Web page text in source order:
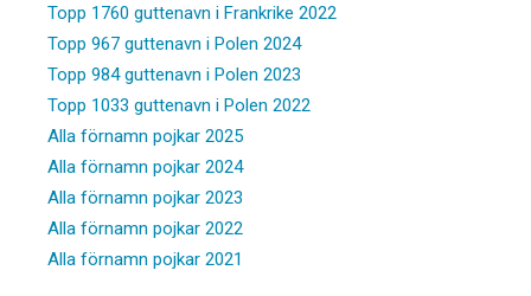
Topp 1760 guttenavn i Frankrike 2022
Topp 967 guttenavn i Polen 2024
Topp 984 guttenavn i Polen 2023
Topp 1033 guttenavn i Polen 2022
Alla förnamn pojkar 2025
Alla förnamn pojkar 2024
Alla förnamn pojkar 2023
Alla förnamn pojkar 2022
Alla förnamn pojkar 2021